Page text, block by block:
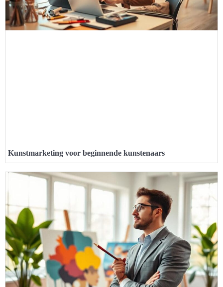
Kunstmarketing voor beginnende kunstenaars